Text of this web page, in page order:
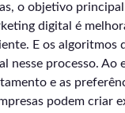
o objetivo
digital é
E os algoritmos
nesse processo. Ao
e as
podem criar